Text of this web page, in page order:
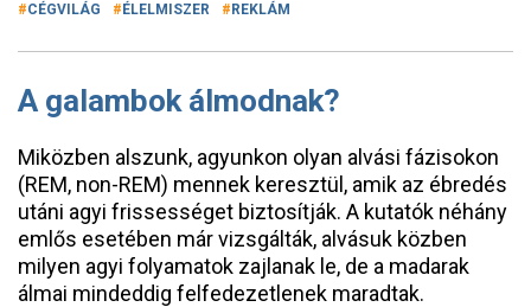
CÉGVILÁG ÉLELMISZER REKLÁM
A galambok álmodnak?
Miközben alszunk, agyunkon olyan alvási fázisokon
(REM, non-REM) mennek keresztül, amik az ébredés
utáni agyi frissességet biztosítják. A kutatók néhány
emlős esetében már vizsgálták, alvásuk közben
milyen agyi folyamatok zajlanak le, de a madarak
álmai mindeddig felfedezetlenek maradtak.